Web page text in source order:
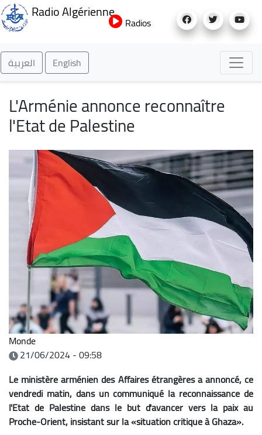
au
Radio Algérienne
Radios
العربية English
L'Arménie annonce reconnaître
l'Etat de Palestine
Monde
21/06/2024 - 09:58
Le ministère arménien des Affaires étrangères a annoncé, ce
vendredi matin, dans un communiqué la reconnaissance de
l'Etat de Palestine dans le but d'avancer vers la paix au
Proche-Orient, insistant sur la «situation critique à Ghaza».